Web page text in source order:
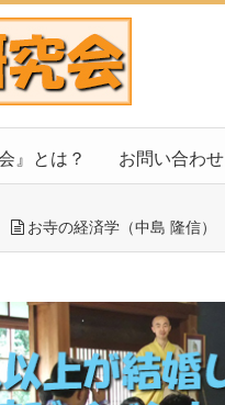
』とは？ お問い合わせ
お寺の経済学（中島 隆信）